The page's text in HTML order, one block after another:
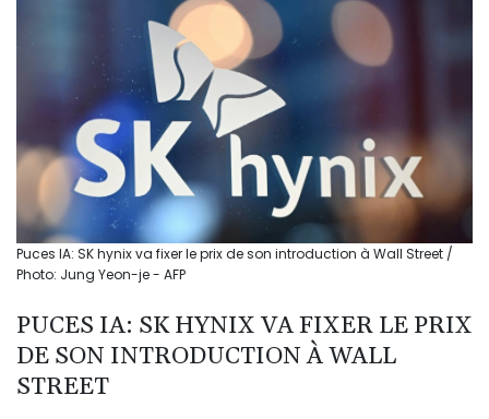
Puces IA: SK hynix va fixer le prix de son introduction à Wall Street /
Photo: Jung Yeon-je - AFP
PUCES IA: SK HYNIX VA FIXER LE PRIX
DE SON INTRODUCTION À WALL
STREET